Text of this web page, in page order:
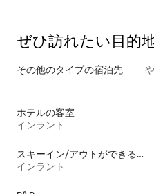
ぜひ訪⁠れ⁠た⁠い目⁠的⁠
その他のタ⁠イ⁠プ⁠の宿⁠泊⁠先
ホテルの客室
インラント
スキーイン/アウトができる宿泊先
インラント